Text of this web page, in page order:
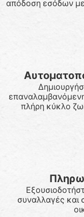
απόδοση εσόδων με
πλήρη κύκλο
συναλλαγές και